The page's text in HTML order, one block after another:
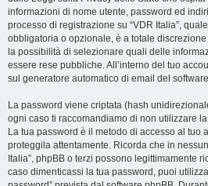
informazioni di nome utente, password ed
processo di registrazione su “VDR Italia”,
obbligatoria o opzionale, è a totale discrezione
la possibilità di selezionare quali delle
essere rese pubbliche. All’interno del tuo
sul generatore automatico di email del
La password viene criptata (hash
ogni caso ti raccomandiamo di non utilizzare
La tua password è il metodo di accesso al tuo
proteggila attentamente. Ricorda che in
Italia”, phpBB o terzi possono legittimamente
caso dimenticassi la tua password, puoi